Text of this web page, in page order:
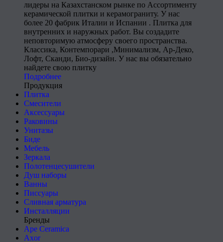
лидеры на Казахстанском рынке по Ассортименту
керамической плитки и керамограниту. У нас
более 20 фабрик Италии и Испании . Плитка для
внутренних и наружных работ. Вы создадите
неповторимую атмосферу своего пространства.
Классика, Контемпорари ,Минимализм, Ар-Деко,
Лофт, Сканди, Био-дизайн. У нас вы обязательно
найдете свою плитку
Подробнее
Продукция
Плитка
Смесители
Аксессуары
Раковины
Унитазы
Биде
Мебель
Зеркала
Полотенцесушители
Душ наборы
Ванны
Писсуары
Сливная арматура
Инсталляции
Бренды
Ape Ceramica
Axor